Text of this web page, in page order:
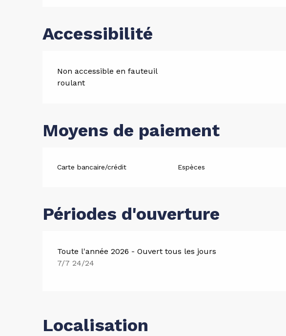
Accessibilité
Non accessible en fauteuil
roulant
Moyens de paiement
Carte bancaire/crédit Espèces
Périodes d'ouverture
Toute l'année 2026 - Ouvert tous les jours
7/7 24/24
Localisation